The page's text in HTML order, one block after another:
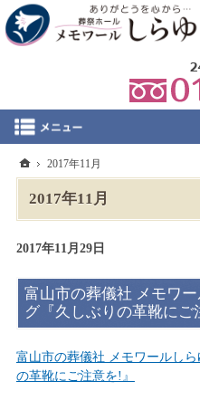
2017年11月
2017年11月29日
富山市の葬儀社 メモワ
グ『久しぶりの革靴にご
富山市の葬儀社 メモワールし
の革靴にご注意を!』
ホーム
2017年11月